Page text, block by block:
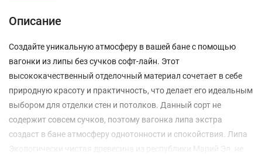
Описание
Создайте уникальную атмосферу в вашей бане с помощью
вагонки из липы без сучков софт-лайн. Этот
высококачественный отделочный материал сочетает в себе
природную красоту и практичность, что делает его идеальным
выбором для отделки стен и потолков. Данный сорт не
содержит совсем сучков, поэтому вагонка липа экстра
создаст в бане атмосферу однотонности и спокойствия. Липа
Экологически чистая древесина из республики Марий Эл. не